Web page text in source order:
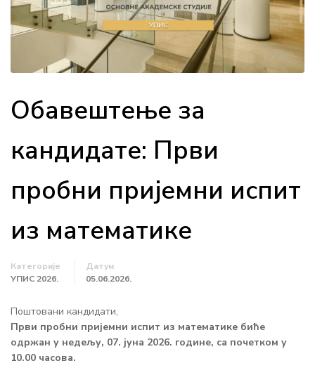
Обавештење за
кандидате: Први
пробни пријемни испит
из математике
Категорије
УПИС 2026.
Датум
05.06.2026.
Поштовани кандидати,
Први пробни пријемни испит из математике биће
одржан у недељу, 07. јуна 2026. године, са почетком у
10.00 часова.